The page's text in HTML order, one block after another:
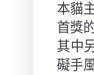
本貓
首獎
其中
礙手